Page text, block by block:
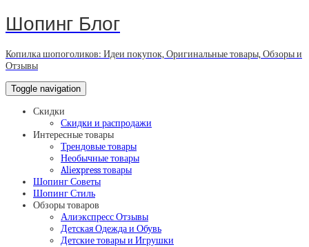
Шопинг Блог
Копилка шопоголиков: Идеи покупок, Оригинальные товары, Обзоры и
Отзывы
Toggle navigation
Скидки
Скидки и распродажи
Интересные товары
Трендовые товары
Необычные товары
Aliexpress товары
Шопинг Советы
Шопинг Стиль
Обзоры товаров
Алиэкспресс Отзывы
Детская Одежда и Обувь
Детские товары и Игрушки